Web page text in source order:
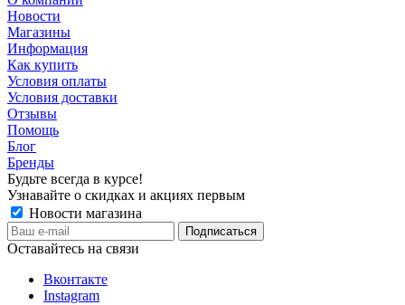
Новости
Магазины
Информация
Как купить
Условия оплаты
Условия доставки
Отзывы
Помощь
Блог
Бренды
Будьте всегда в курсе!
Узнавайте о скидках и акциях первым
Новости магазина
Оставайтесь на связи
Вконтакте
Instagram